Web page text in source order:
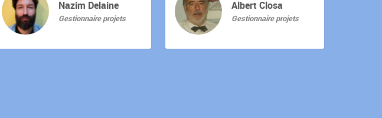
Nazim Delaine
Gestionnaire projets
Albert Closa
Gestionnaire projets